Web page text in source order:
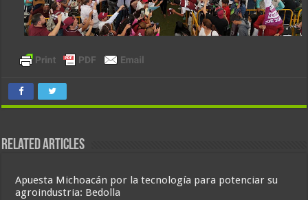
Related Articles
Apuesta Michoacán por la tecnología para potenciar su
agroindustria: Bedolla